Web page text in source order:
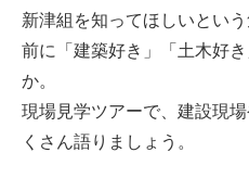
新津組を知ってほしいとい
前に「建築好き」「土木好
か。
現場見学ツアーで、建設現
くさん語りましょう。